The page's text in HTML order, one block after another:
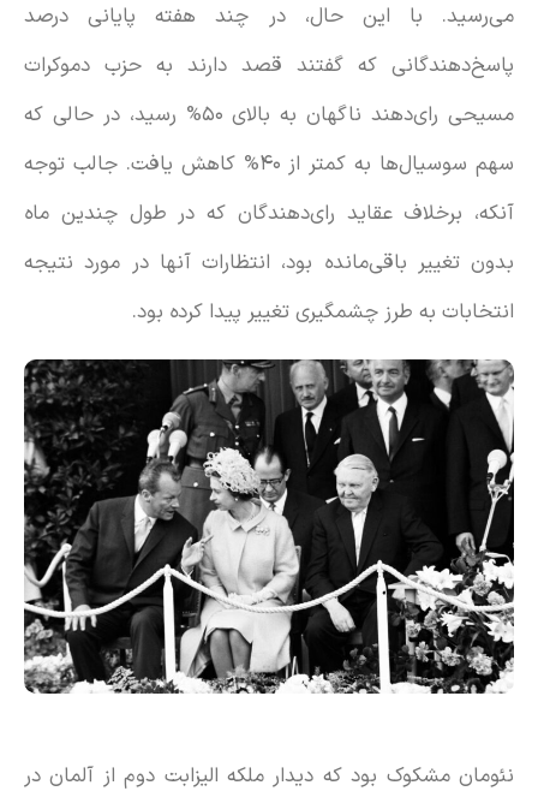
می‌رسید. با این حال، در چند هفته پایانی درصد
پاسخ‌دهندگانی که گفتند قصد دارند به حزب دموکرات
مسیحی رای‌دهند ناگهان به بالای ۵۰% رسید، در حالی که
سهم سوسیال‌ها به کمتر از ۴۰% کاهش یافت. جالب توجه
آنکه، برخلاف عقاید رای‌دهندگان که در طول چندین ماه
بدون تغییر باقی‌مانده بود، انتظارات آنها در مورد نتیجه
انتخابات به طرز چشمگیری تغییر پیدا کرده بود.
نئومان مشکوک بود که دیدار ملکه الیزابت دوم از آلمان در